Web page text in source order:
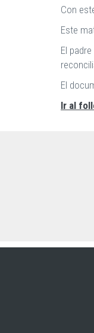
Con
Este
El
El
Ir al